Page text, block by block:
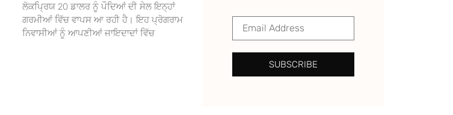
ਲੋਕਪ੍ਰਿਯ 20 ਡਾਲਰ ਨੂੰ ਪੌਦਿਆਂ ਦੀ ਸੇਲ ਇਨ੍ਹਾਂ
ਗਰਮੀਆਂ ਵਿੱਚ ਵਾਪਸ ਆ ਰਹੀ ਹੈ। ਇਹ ਪ੍ਰੋਗਰਾਮ
ਨਿਵਾਸੀਆਂ ਨੂੰ ਆਪਣੀਆਂ ਜਾਇਦਾਦਾਂ ਵਿੱਚ
SUBSCRIBE